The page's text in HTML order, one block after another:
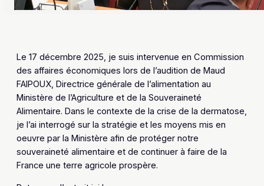
Le 17 décembre 2025, je suis intervenue en Commission
des affaires économiques lors de l’audition de Maud
FAIPOUX, Directrice générale de l’alimentation au
Ministère de l’Agriculture et de la Souveraineté
Alimentaire. Dans le contexte de la crise de la dermatose,
je l’ai interrogé sur la stratégie et les moyens mis en
oeuvre par la Ministère afin de protéger notre
souveraineté alimentaire et de continuer à faire de la
France une terre agricole prospère.